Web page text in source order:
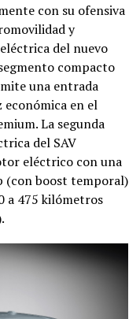
con su ofensiva
y
del nuevo
compacto
una entrada
en el
La segunda
del SAV
eléctrico con una
(con boost temporal)
a 475 kilómetros